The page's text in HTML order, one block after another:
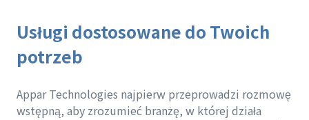
Usługi dostosowane do Twoich
potrzeb
Appar Technologies najpierw przeprowadzi rozmowę
wstępną, aby zrozumieć branżę, w której działa